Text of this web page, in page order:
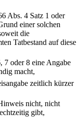
Abs. 4 Satz 1 oder
einer solchen
die
Tatbestand auf diese
7 oder 8 eine Angabe
macht,
zeitlich kürzer
nicht, nicht
gibt,